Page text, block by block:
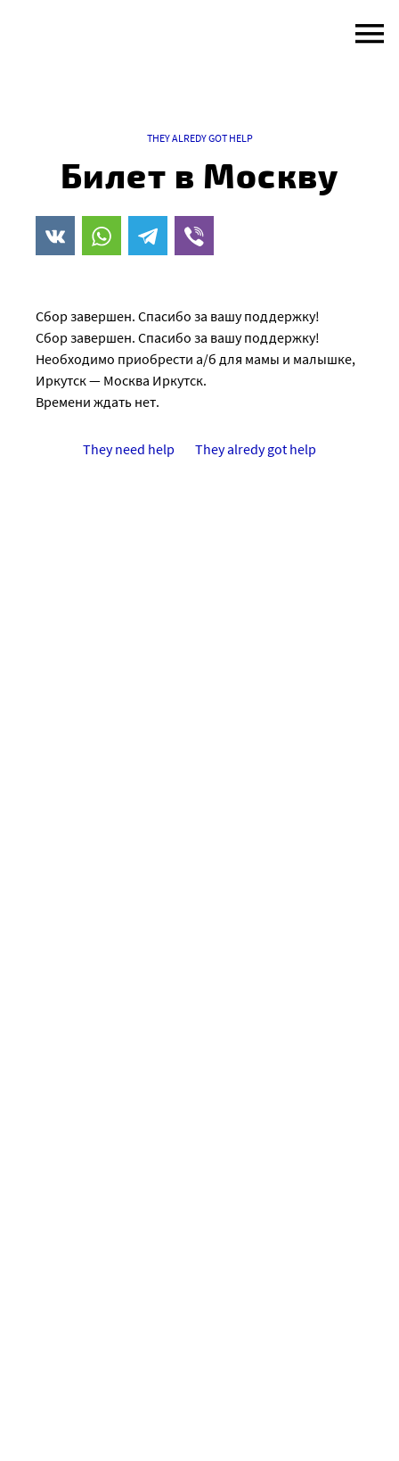
THEY ALREDY GOT HELP
Билет в Москву
Сбор завершен. Спасибо за вашу поддержку!
Сбор завершен. Спасибо за вашу поддержку!
Необходимо приобрести а/б для мамы и малышке,
Иркутск — Москва Иркутск.
Времени ждать нет.
They need help They alredy got help